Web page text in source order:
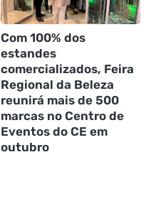
Com 100% dos
estandes
comercializados, Feira
Regional da Beleza
reunirá mais de 500
marcas no Centro de
Eventos do CE em
outubro